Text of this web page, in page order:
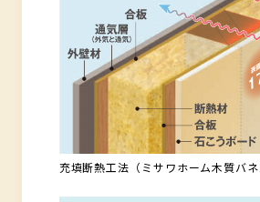
充填断熱工法（ミサワホーム木質バネ